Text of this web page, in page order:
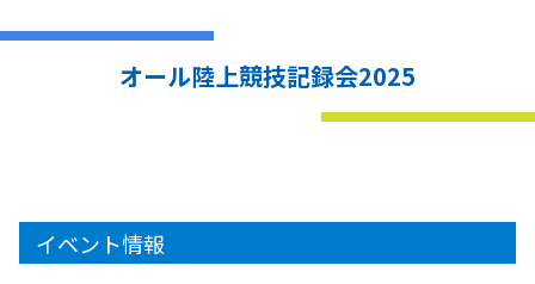
オール陸上競技記録会2025
イベント情報